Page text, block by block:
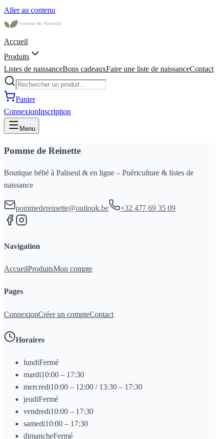
Aller au contenu
Accueil
Produits
Listes de naissanceBons cadeauxFaire une liste de naissanceContact
Panier
ConnexionInscription
Menu
Pomme de Reinette
Boutique bébé à Paliseul & en ligne – Puériculture & listes de
naissance
pommedereinette@outlook.be +32 477 69 35 09
Navigation
AccueilProduitsMon compte
Pages
ConnexionCréer un compteContact
Horaires
lundiFermé
mardi10:00 – 17:30
mercredi10:00 – 12:00 / 13:30 – 17:30
jeudiFermé
vendredi10:00 – 17:30
samedi10:00 – 17:30
dimancheFermé